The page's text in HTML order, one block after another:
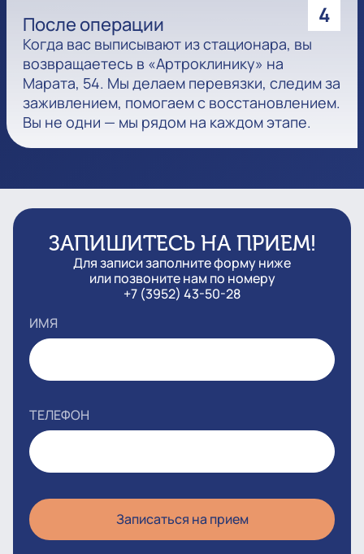
4
После операции
Когда вас выписывают из стационара, вы
возвращаетесь в «Артроклинику» на
Марата, 54. Мы делаем перевязки, следим за
заживлением, помогаем с восстановлением.
Вы не одни — мы рядом на каждом этапе.
ЗАПИШИТЕСЬ НА ПРИЕМ!
Для записи заполните форму ниже
или позвоните нам по номеру
+7 (3952) 43-50-28
ИМЯ
ТЕЛЕФОН